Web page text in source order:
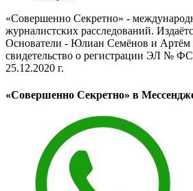
«Совершенно Секретно» -
журналистских расследований.
Основатели - Юлиан Семёнов и
свидетельство о регистрации ЭЛ №
25.12.2020 г.
«Совершенно Секретно» в